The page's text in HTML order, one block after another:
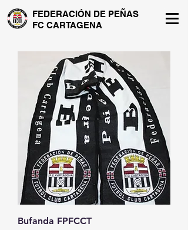
FEDERACIÓN DE PEÑAS
FC CARTAGENA
Bufanda FPFCCT